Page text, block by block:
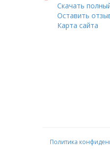
Скачать
Оставить
Карта сайта
Политика